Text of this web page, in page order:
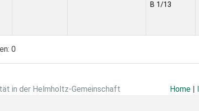
B 1/13
0
in der Helmholtz-Gemeinschaft Home